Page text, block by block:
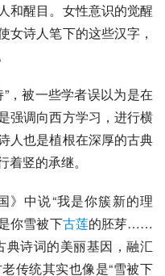
和醒目。女性意识的觉醒
女诗人笔下的这些汉字，
，被一些学者误以为是在
强调向西方学习，进行横
人也是植根在深厚的古典
竖的承继。
》中说“我是你簇新的理
你雪被下古莲的胚芽……
典诗词的美丽基因，融汇
传统其实也像是“雪被下